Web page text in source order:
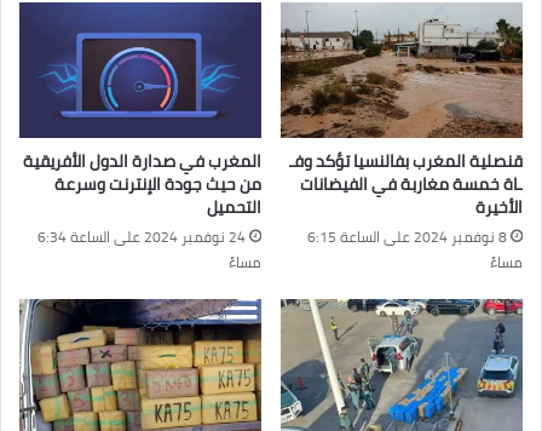
قنصلية المغرب بفالنسيا تؤكد وفـ
ـاة خمسة مغاربة في الفيضانات
الأخيرة
8 نوفمبر 2024 على الساعة 6:15
مساءً
المغرب في صدارة الدول الأفريقية
من حيث جودة الإنترنت وسرعة
التحميل
24 نوفمبر 2024 على الساعة 6:34
مساءً